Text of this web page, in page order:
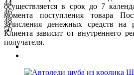
осуществляется в срок до 7
момента поступления товара
зачисления денежных средств на
Клиента зависит от внутреннего
получателя.
44
46
48
50